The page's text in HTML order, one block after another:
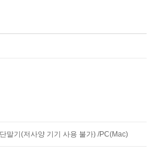
말기(저사양 기기 사용 불가) /PC(Mac)